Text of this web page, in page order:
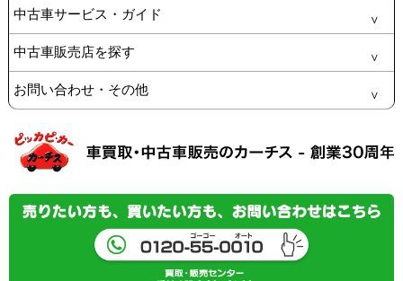
中古車サービス・ガイド
中古車販売店を探す
お問い合わせ・その他